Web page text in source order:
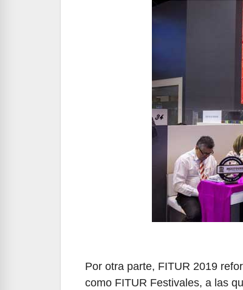
Por otra parte, FITUR 2019
como FITUR Festivales, a las